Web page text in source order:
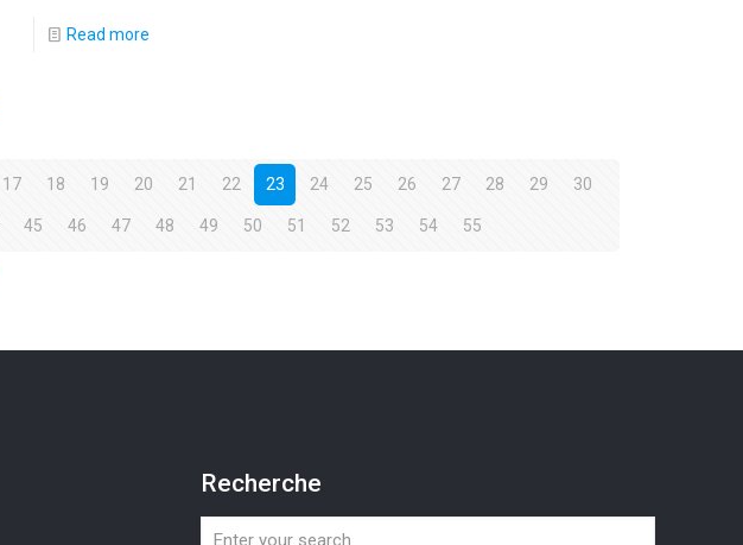
Read more
17 18 19 20 21 22 23 24 25 26 27 28 29 30
45 46 47 48 49 50 51 52 53 54 55
Recherche